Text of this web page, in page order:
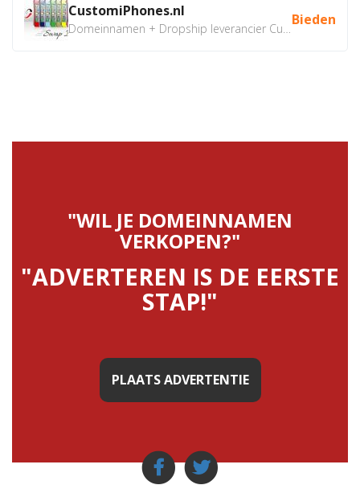
CustomiPhones.nl Bieden
"WIL JE DOMEINNAMEN
VERKOPEN?"
"ADVERTEREN IS DE EERSTE
STAP!"
PLAATS ADVERTENTIE